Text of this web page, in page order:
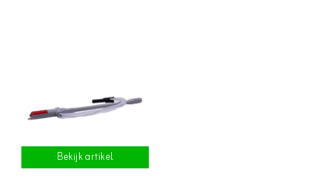
Bekijk artikel